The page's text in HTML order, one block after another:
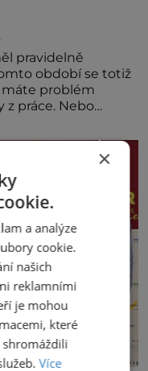
pravidelně
období se totiž
máte problém
práce. Nebo
s věkem jako
×
a analýze
cookie.
našich
reklamními
je mohou
které
Více